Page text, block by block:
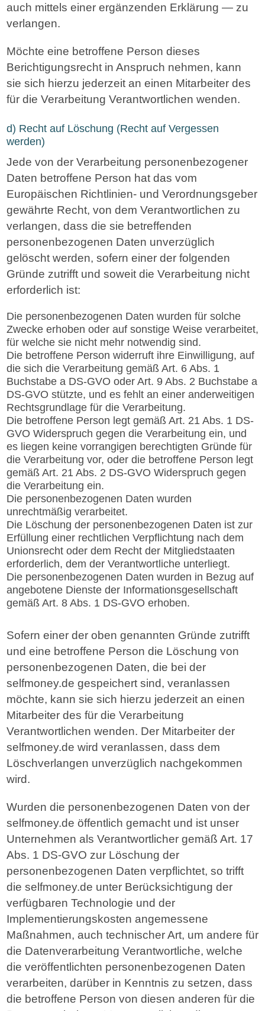
auch mittels einer ergänzenden Erklärung — zu
verlangen.
Möchte eine betroffene Person dieses
Berichtigungsrecht in Anspruch nehmen, kann
sie sich hierzu jederzeit an einen Mitarbeiter des
für die Verarbeitung Verantwortlichen wenden.
d) Recht auf Löschung (Recht auf Vergessen
werden)
Jede von der Verarbeitung personenbezogener
Daten betroffene Person hat das vom
Europäischen Richtlinien- und Verordnungsgeber
gewährte Recht, von dem Verantwortlichen zu
verlangen, dass die sie betreffenden
personenbezogenen Daten unverzüglich
gelöscht werden, sofern einer der folgenden
Gründe zutrifft und soweit die Verarbeitung nicht
erforderlich ist:
Die personenbezogenen Daten wurden für solche
Zwecke erhoben oder auf sonstige Weise verarbeitet,
für welche sie nicht mehr notwendig sind.
Die betroffene Person widerruft ihre Einwilligung, auf
die sich die Verarbeitung gemäß Art. 6 Abs. 1
Buchstabe a DS-GVO oder Art. 9 Abs. 2 Buchstabe a
DS-GVO stützte, und es fehlt an einer anderweitigen
Rechtsgrundlage für die Verarbeitung.
Die betroffene Person legt gemäß Art. 21 Abs. 1 DS-
GVO Widerspruch gegen die Verarbeitung ein, und
es liegen keine vorrangigen berechtigten Gründe für
die Verarbeitung vor, oder die betroffene Person legt
gemäß Art. 21 Abs. 2 DS-GVO Widerspruch gegen
die Verarbeitung ein.
Die personenbezogenen Daten wurden
unrechtmäßig verarbeitet.
Die Löschung der personenbezogenen Daten ist zur
Erfüllung einer rechtlichen Verpflichtung nach dem
Unionsrecht oder dem Recht der Mitgliedstaaten
erforderlich, dem der Verantwortliche unterliegt.
Die personenbezogenen Daten wurden in Bezug auf
angebotene Dienste der Informationsgesellschaft
gemäß Art. 8 Abs. 1 DS-GVO erhoben.
Sofern einer der oben genannten Gründe zutrifft
und eine betroffene Person die Löschung von
personenbezogenen Daten, die bei der
selfmoney.de gespeichert sind, veranlassen
möchte, kann sie sich hierzu jederzeit an einen
Mitarbeiter des für die Verarbeitung
Verantwortlichen wenden. Der Mitarbeiter der
selfmoney.de wird veranlassen, dass dem
Löschverlangen unverzüglich nachgekommen
wird.
Wurden die personenbezogenen Daten von der
selfmoney.de öffentlich gemacht und ist unser
Unternehmen als Verantwortlicher gemäß Art. 17
Abs. 1 DS-GVO zur Löschung der
personenbezogenen Daten verpflichtet, so trifft
die selfmoney.de unter Berücksichtigung der
verfügbaren Technologie und der
Implementierungskosten angemessene
Maßnahmen, auch technischer Art, um andere für
die Datenverarbeitung Verantwortliche, welche
die veröffentlichten personenbezogenen Daten
verarbeiten, darüber in Kenntnis zu setzen, dass
die betroffene Person von diesen anderen für die